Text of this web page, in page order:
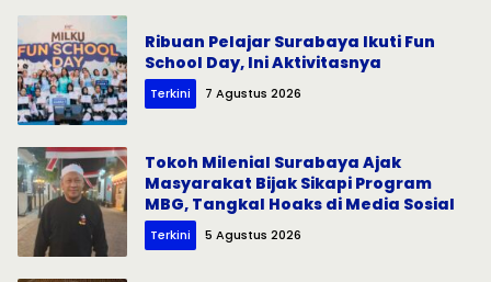
Ribuan Pelajar Surabaya Ikuti Fun
School Day, Ini Aktivitasnya
Terkini 7 Agustus 2026
Tokoh Milenial Surabaya Ajak
Masyarakat Bijak Sikapi Program
MBG, Tangkal Hoaks di Media Sosial
Terkini 5 Agustus 2026